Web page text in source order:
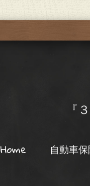
『
Menu
Skip to content
Home 自動車